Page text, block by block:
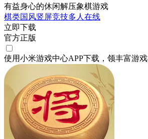
有益身心的休闲解压象棋游戏
棋类国风竖屏竞技多人在线
立即下载
官方正版
使用小米游戏中心APP下载 ，领丰富游戏